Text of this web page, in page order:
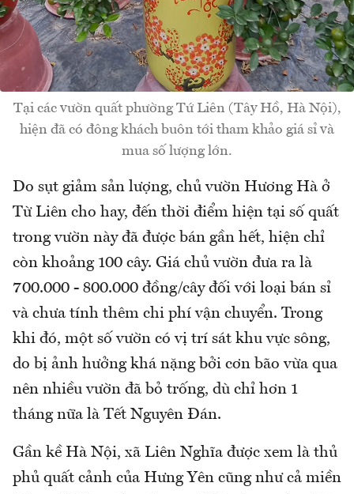
Tại các vườn quất phường Tứ Liên (Tây Hồ, Hà Nội),
hiện đã có đông khách buôn tới tham khảo giá sỉ và
mua số lượng lớn.
Do sụt giảm sản lượng, chủ vườn Hương Hà ở
Từ Liên cho hay, đến thời điểm hiện tại số quất
trong vườn này đã được bán gần hết, hiện chỉ
còn khoảng 100 cây. Giá chủ vườn đưa ra là
700.000 - 800.000 đồng/cây đối với loại bán sỉ
và chưa tính thêm chi phí vận chuyển. Trong
khi đó, một số vườn có vị trí sát khu vực sông,
do bị ảnh hưởng khá nặng bởi cơn bão vừa qua
nên nhiều vườn đã bỏ trống, dù chỉ hơn 1
tháng nữa là Tết Nguyên Đán.
Gần kề Hà Nội, xã Liên Nghĩa được xem là thủ
phủ quất cảnh của Hưng Yên cũng như cả miền